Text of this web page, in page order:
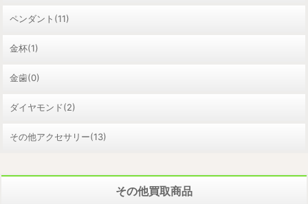
ペンダント(11)
金杯(1)
金歯(0)
ダイヤモンド(2)
その他アクセサリー(13)
その他買取商品